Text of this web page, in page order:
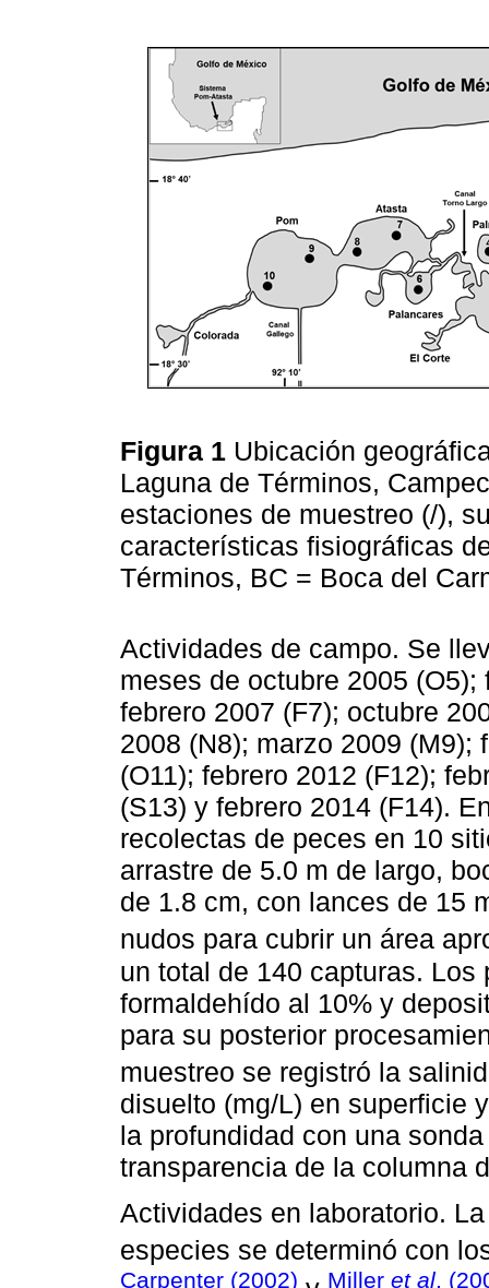
Figura 1 Ubicación
Laguna de Términos,
estaciones de muestreo (/),
características fisiográficas
Términos, BC = Boca del
Actividades de campo. Se
meses de octubre 2005
febrero 2007 (F7); octubre
2008 (N8); marzo 2009 (M9);
(O11); febrero 2012 (F12);
(S13) y febrero 2014 (F14).
recolectas de peces en 10
arrastre de 5.0 m de largo,
de 1.8 cm, con lances de 15
nudos para cubrir un área
un total de 140 capturas.
formaldehído al 10% y
para su posterior
muestreo se registró la
disuelto (mg/L) en superficie
la profundidad con una
transparencia de la columna
Actividades en laboratorio.
especies se determinó con
Carpenter (2002) Miller et al.